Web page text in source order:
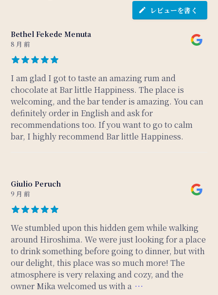
レビューを書く
Bethel Fekede Menuta
8 月 前
I am glad I got to taste an amazing rum and
chocolate at Bar little Happiness. The place is
welcoming, and the bar tender is amazing. You can
definitely order in English and ask for
recommendations too. If you want to go to calm
bar, I highly recommend Bar little Happiness.
Giulio Peruch
9 月 前
We stumbled upon this hidden gem while walking
around Hiroshima. We were just looking for a place
to drink something before going to dinner, but with
our delight, this place was so much more! The
atmosphere is very relaxing and cozy, and the
owner Mika welcomed us with a …